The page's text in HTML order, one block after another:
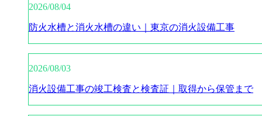
2026/08/04
防火水槽と消火水槽の違い｜東京の消火設備工事
2026/08/03
消火設備工事の竣工検査と検査証｜取得から保管まで